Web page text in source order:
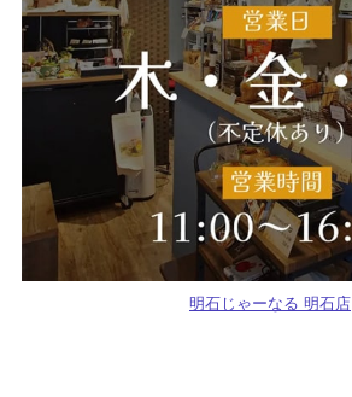
明石じゃーなる 明石店